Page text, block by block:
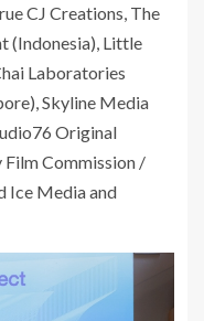
CJ Creations, The
(Indonesia), Little
Laboratories
Skyline Media
Original
Film Commission /
Ice Media and